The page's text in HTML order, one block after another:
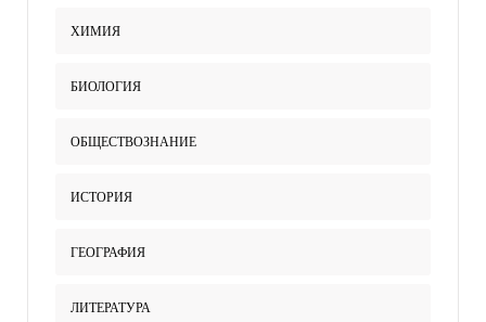
ХИМИЯ
БИОЛОГИЯ
ОБЩЕСТВОЗНАНИЕ
ИСТОРИЯ
ГЕОГРАФИЯ
ЛИТЕРАТУРА